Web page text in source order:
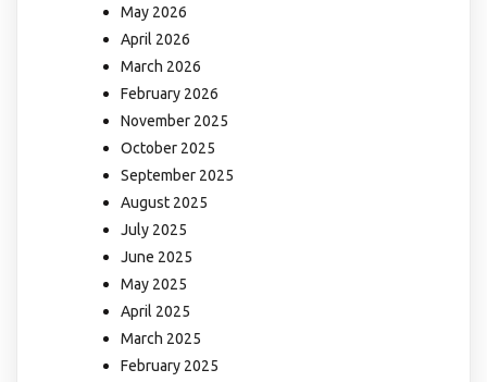
May 2026
April 2026
March 2026
February 2026
November 2025
October 2025
September 2025
August 2025
July 2025
June 2025
May 2025
April 2025
March 2025
February 2025